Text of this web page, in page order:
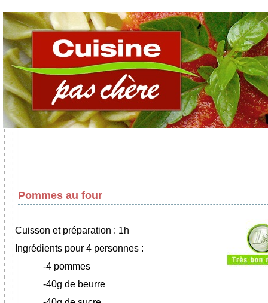
Pommes au four
Cuisson et préparation : 1h
Ingrédients pour 4 personnes :
-4 pommes
-40g de beurre